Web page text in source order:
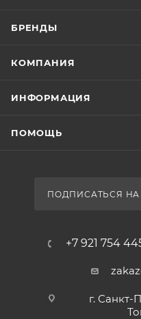
БРЕНДЫ
КОМПАНИЯ
ИНФОРМАЦИЯ
ПОМОЩЬ
ПОДПИСАТЬСЯ
+7 921 754
г. Санкт-